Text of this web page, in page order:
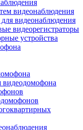
видеонаблюдения
видеонаблюдения
видеорегистраторы
устройства